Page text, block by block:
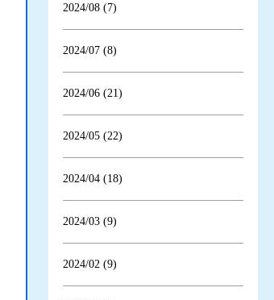
2024/08 (7)
2024/07 (8)
2024/06 (21)
2024/05 (22)
2024/04 (18)
2024/03 (9)
2024/02 (9)